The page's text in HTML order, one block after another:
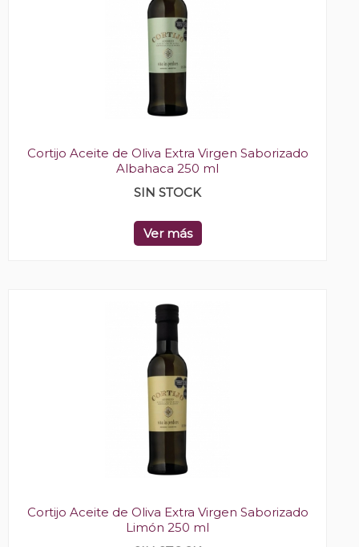
Cortijo Aceite de Oliva Extra Virgen Saborizado
Albahaca 250 ml
SIN STOCK
Ver más
Cortijo Aceite de Oliva Extra Virgen Saborizado
Limón 250 ml